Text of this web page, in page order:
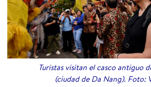
Turistas visitan el casco antiguo
(ciudad de Da Nang). Foto: